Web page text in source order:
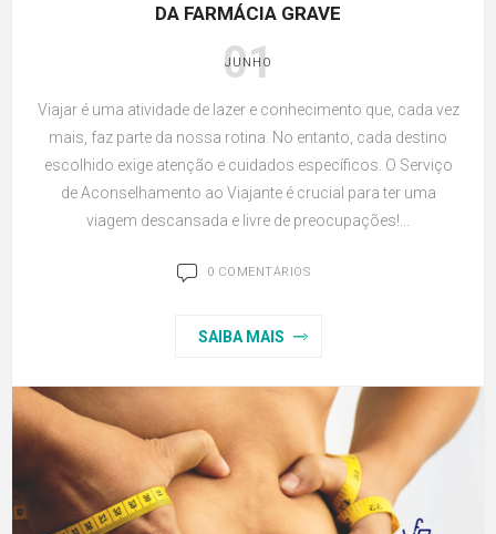
DA FARMÁCIA GRAVE
01
JUNHO
Viajar é uma atividade de lazer e conhecimento que, cada vez
mais, faz parte da nossa rotina. No entanto, cada destino
escolhido exige atenção e cuidados específicos. O Serviço
de Aconselhamento ao Viajante é crucial para ter uma
viagem descansada e livre de preocupações!...
0 COMENTÁRIOS
SAIBA MAIS